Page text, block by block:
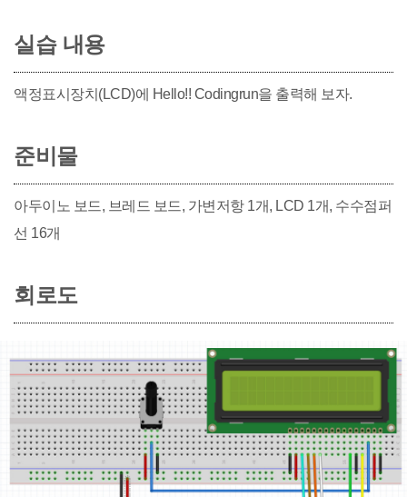
실습 내용
액정표시장치(LCD)에 Hello!! Codingrun을 출력해 보자.
준비물
아두이노 보드, 브레드 보드, 가변저항 1개, LCD 1개, 수수점퍼
선 16개
회로도